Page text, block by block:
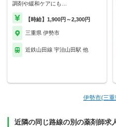
調剤や緩和ケアにも…
【時給】1,900円～2,300円
三重県 伊勢市
近鉄山田線 宇治山田駅 他
伊勢市(三
近隣の同じ路線の別の薬剤師求